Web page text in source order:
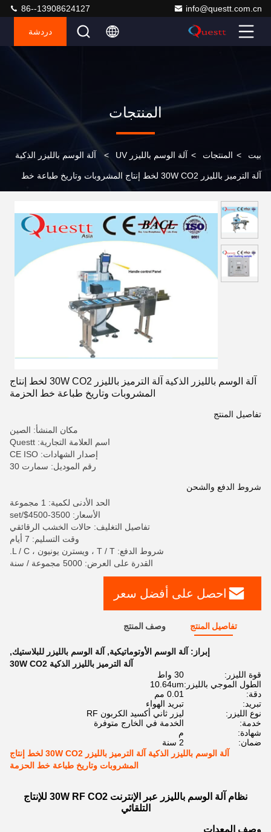
info@questt.com.cn
86--13908624127
دردشة
المنتجات
بيت > المنتجات > آلة الوسم بالليزر UV > آلة الوسم بالليزر الذكية
آلة الترميز بالليزر 30W CO2 لخط إنتاج المشروبات وتاريخ طباعة خط
آلة الوسم بالليزر الذكية آلة الترميز بالليزر 30W CO2 لخط إنتاج
المشروبات وتاريخ طباعة خط الحزمة
تفاصيل المنتج
مكان المنشأ: الصين
اسم العلامة التجارية: Questt
إصدار الشهادات: CE ISO
رقم الموديل: سمارت 30
شروط الدفع والشحن
الحد الأدنى لكمية: 1 مجموعة
الأسعار: 3500-4500$/set
تفاصيل التغليف: حالات الخشب الرقائقي
وقت التسليم: 7 أيام
شروط الدفع: T / T ، ويسترن يونيون ، L / C.
القدرة على العرض: 5000 مجموعة / سنة
احصل على أفضل سعر
تفاصيل المنتج وصف المنتج
إبراز: آلة الوسم الأوتوماتيكية, آلة الوسم بالليزر للبلاستيك,
آلة الترميز بالليزر الذكية 30W CO2
قوة الليزر:
30 واط
الطول الموجي بالليزر:10.64um
دقة:
0.01 مم
تبريد:
تبريد الهواء
نوع الليزر:
ليزر ثاني أكسيد الكربون RF
خدمة:
الخدمة في الخارج متوفرة
شهادة:
م
ضمان:
2 سنة
آلة الوسم بالليزر الذكية آلة الترميز بالليزر 30W CO2 لخط إنتاج
المشروبات وتاريخ طباعة خط الحزمة
نظام آلة الوسم بالليزر عبر الإنترنت 30W RF CO2 للإنتاج
التلقائي
وصف المعدات